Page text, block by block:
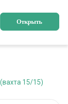
Открыть
Регистрация
15/15)